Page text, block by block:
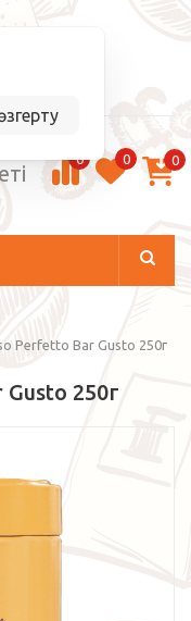
0 0 0
Perfetto Bar Gusto 250г
250г